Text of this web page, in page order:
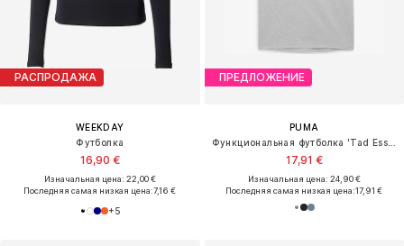
РАСПРОДАЖА
WEEKDAY
Футболка
16,90 €
Изначальная цена: 22,00 €
Последняя самая низкая цена:7,16 €
+5
ПРЕДЛОЖЕНИЕ
PUMA
17,91 €
Изначальная цена: 24,90 €
Последняя самая низкая цена:17,91 €